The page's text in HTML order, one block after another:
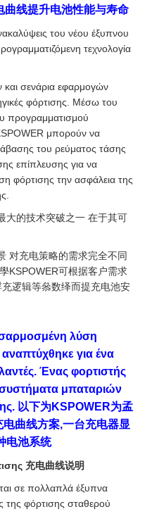
曲线提升电池性能与寿命
του νέου έξυπνου
τεχνολογία
και σενάρια εφαρμογών
φόρτισης. Μέσω του
προγραμματισμού
μπορούν να
του ρεύματος τάσης
επίπλευσης για να
φόρτισης την ασφάλεια της
大的技术突破之一 在于其可
对充电策略的需求完全不同
KSPOWER可根据客户需求
逻辑等叅数绎而提充电池安
λύση
για ένα
Ένας φορτιστής
μπαταριών
以下为KSPOWER为孟
曲线方案,一台充电器显
电池系统
充电曲线说明
σε πολλαπλά έξυπνα
της φόρτισης σταθερού